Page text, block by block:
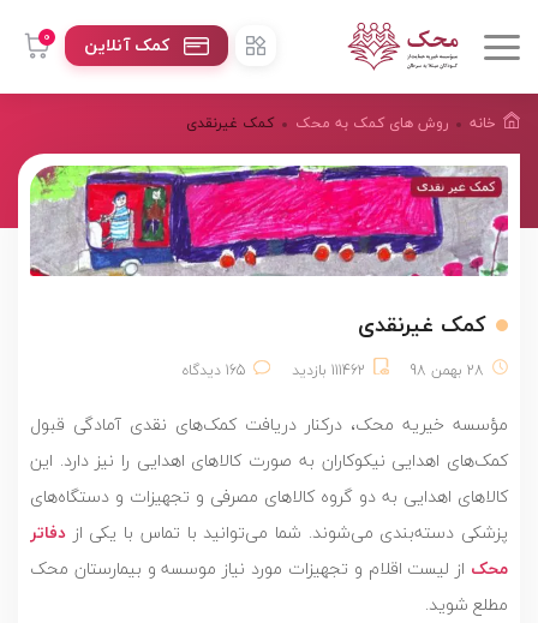
0 کمک آنلاین
خانه روش های کمک به محک کمک غیرنقدی
کمک غیرنقدی
28 بهمن 98 111462 بازدید 165 دیدگاه
مؤسسه خیریه محک، درکنار دریافت کمک‌های نقدی آمادگی قبول
کمک‌های اهدایی نیکوکاران به صورت کالاهای اهدایی را نیز دارد. این
کالاهای اهدایی به دو گروه کالاهای مصرفی و تجهیزات و دستگاه‌های
پزشکی دسته‌بندی می‌شوند. شما می‌توانید با تماس با یکی از دفاتر
محک از لیست اقلام و تجهیزات مورد نیاز موسسه و بیمارستان محک
مطلع شوید.